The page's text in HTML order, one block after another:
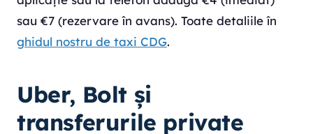
sau €7 (rezervare în avans). Toate detaliile în
ghidul nostru de taxi CDG.
Uber, Bolt și
transferurile private